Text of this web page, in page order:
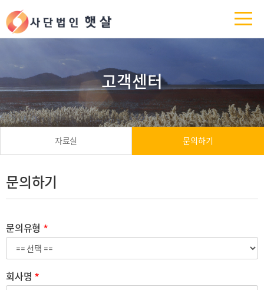
고객센터
자료실 문의하기
문의하기
문의유형 *
회사명 *